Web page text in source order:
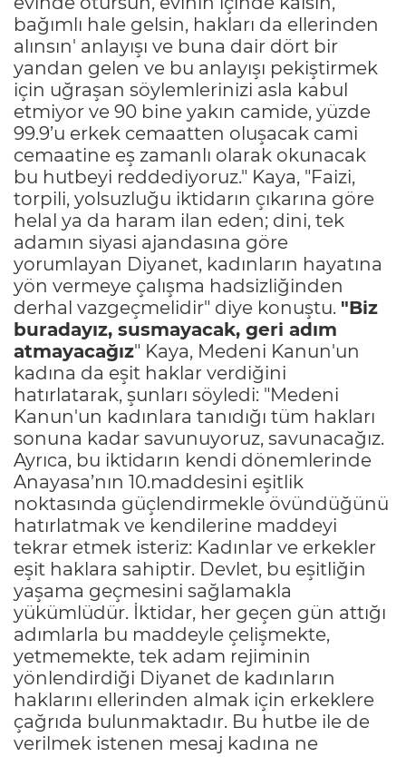
bağımlı hale gelsin, hakları da ellerinden
alınsın' anlayışı ve buna dair dört bir
yandan gelen ve bu anlayışı pekiştirmek
için uğraşan söylemlerinizi asla kabul
etmiyor ve 90 bine yakın camide, yüzde
99.9’u erkek cemaatten oluşacak cami
cemaatine eş zamanlı olarak okunacak
bu hutbeyi reddediyoruz." Kaya, "Faizi,
torpili, yolsuzluğu iktidarın çıkarına göre
helal ya da haram ilan eden; dini, tek
adamın siyasi ajandasına göre
yorumlayan Diyanet, kadınların hayatına
yön vermeye çalışma hadsizliğinden
derhal vazgeçmelidir" diye konuştu. "Biz
buradayız, susmayacak, geri adım
atmayacağız" Kaya, Medeni Kanun'un
kadına da eşit haklar verdiğini
hatırlatarak, şunları söyledi: "Medeni
Kanun'un kadınlara tanıdığı tüm hakları
sonuna kadar savunuyoruz, savunacağız.
Ayrıca, bu iktidarın kendi dönemlerinde
Anayasa’nın 10.maddesini eşitlik
noktasında güçlendirmekle övündüğünü
hatırlatmak ve kendilerine maddeyi
tekrar etmek isteriz: Kadınlar ve erkekler
eşit haklara sahiptir. Devlet, bu eşitliğin
yaşama geçmesini sağlamakla
yükümlüdür. İktidar, her geçen gün attığı
adımlarla bu maddeyle çelişmekte,
yetmemekte, tek adam rejiminin
yönlendirdiği Diyanet de kadınların
haklarını ellerinden almak için erkeklere
çağrıda bulunmaktadır. Bu hutbe ile de
verilmek istenen mesaj kadına ne